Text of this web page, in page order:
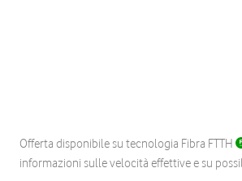
Offerta disponibile su tecnologia Fibra FTTH
informazioni sulle velocità effettive e su